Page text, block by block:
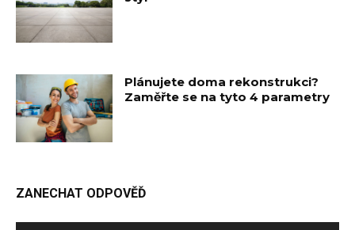
Plánujete doma rekonstrukci?
Zaměřte se na tyto 4 parametry
ZANECHAT ODPOVĚĎ